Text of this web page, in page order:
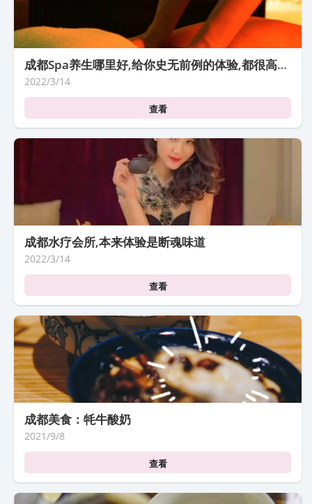
成都spa养生哪里好,给你史无前例的体验,都很高大上
2022/3/14
查看
成都水疗会所,本来体验是断魂味道
2022/3/14
查看
成都美食：牦牛酸奶
2021/9/8
查看